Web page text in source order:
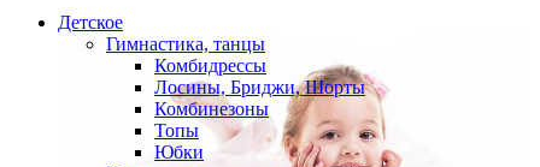
Детское
Гимнастика, танцы
Комбидрессы
Лосины, Бриджи, Шорты
Комбинезоны
Топы
Юбки